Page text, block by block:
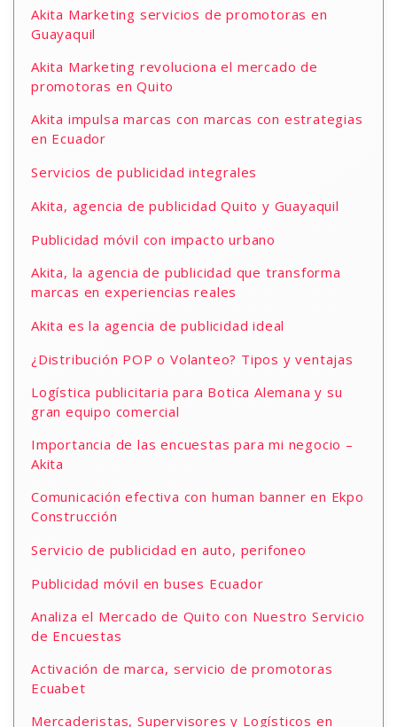
Akita Marketing servicios de promotoras en
Guayaquil
Akita Marketing revoluciona el mercado de
promotoras en Quito
Akita impulsa marcas con marcas con estrategias
en Ecuador
Servicios de publicidad integrales
Akita, agencia de publicidad Quito y Guayaquil
Publicidad móvil con impacto urbano
Akita, la agencia de publicidad que transforma
marcas en experiencias reales
Akita es la agencia de publicidad ideal
¿Distribución POP o Volanteo? Tipos y ventajas
Logística publicitaria para Botica Alemana y su
gran equipo comercial
Importancia de las encuestas para mi negocio –
Akita
Comunicación efectiva con human banner en Ekpo
Construcción
Servicio de publicidad en auto, perifoneo
Publicidad móvil en buses Ecuador
Analiza el Mercado de Quito con Nuestro Servicio
de Encuestas
Activación de marca, servicio de promotoras
Ecuabet
Mercaderistas, Supervisores y Logísticos en